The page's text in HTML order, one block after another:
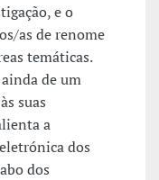
e o
as de renome
temáticas.
de um
suas
a
dos
dos